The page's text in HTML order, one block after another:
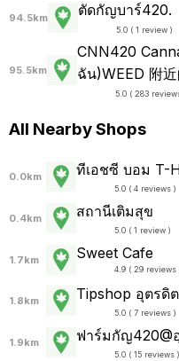
94.5km ตัดกัญบาร์420.
5.0 ( 1 review )
95.5km
CNN420
ฉัน)WEED 附
5.0 ( 283
All Nearby Shops
0.0km ทีเอชซี บอม T-
5.0 ( 4 reviews )
0.4km สถานีเติมสุข
5.0 ( 1 review )
1.7km Sweet Cafe
4.9 ( 29 reviews
1.8km Tipshop อุตรดิ
5.0 ( 7 reviews )
1.9km ฟาร์มกัญ420@
5.0 ( 15 reviews )